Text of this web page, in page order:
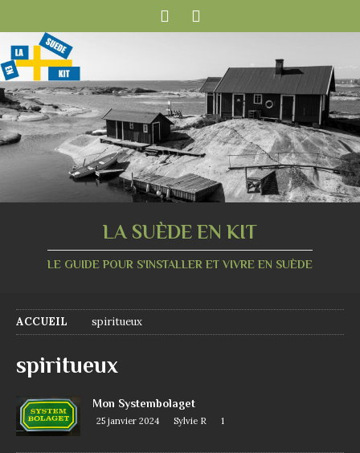
LA SUÈDE EN KIT
LE GUIDE POUR S'INSTALLER ET VIVRE EN SUÈDE
ACCUEIL spiritueux
spiritueux
Mon Systembolaget
25 janvier 2024 Sylvie R 1